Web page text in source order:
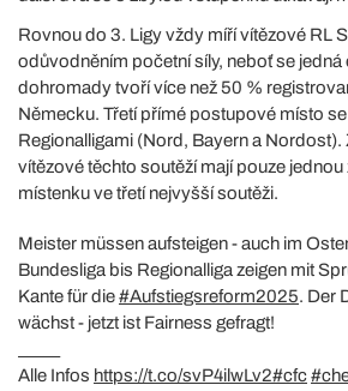
Rovnou do 3. Ligy vždy míří vítězové RL
odůvodněním početní síly, neboť se jedná
dohromady tvoří více než 50 %
Německu. Třetí přímé postupové místo
Regionalligami (Nord, Bayern a Nordost).
vítězové těchto soutěží mají pouze
místenku ve třetí nejvyšší soutěži.
Meister müssen aufsteigen - auch im
Bundesliga bis Regionalliga zeigen mit
Kante für die#Aufstiegsreform2025. Der
wächst - jetzt ist Fairness gefragt!
Alle Infos https://t.co/svP4ilwLv2#cfc